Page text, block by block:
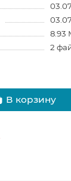
8.93
2
В корзину